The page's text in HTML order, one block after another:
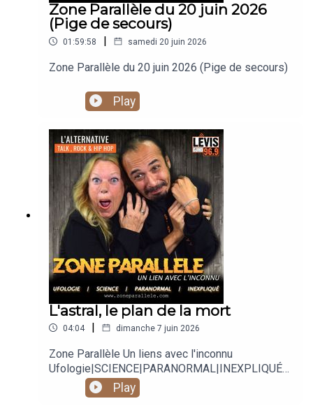
Zone Parallèle du 20 juin 2026
(Pige de secours)
01:59:58 | samedi 20 juin 2026
Zone Parallèle du 20 juin 2026 (Pige de secours)
Play
L'astral, le plan de la mort
04:04 | dimanche 7 juin 2026
Zone Parallèle Un liens avec l'inconnu
Ufologie|SCIENCE|PARANORMAL|INEXPLIQUÉ
Animé par Carole Lauzé, SteveZ
https://www.facebook.com/zoneparallele
Play